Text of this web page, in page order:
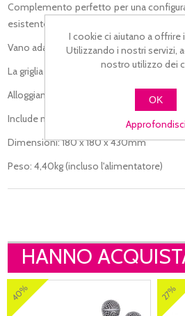
Complemento perfetto per una
esistente
Vano adattatore con LED livello batteria
La griglia metallica sul davanti protegge
Alloggiamento stabile e leggero
Include maniglia per il trasporto staccabile
Dimensioni: 180 x 180 x 430mm
Peso: 4,40kg (incluso l'alimentatore)
HANNO
40% 27%
I cookie ci aiutano a offrire
Utilizzando i nostri servizi,
nostro utilizzo dei
OK
Approfondisci